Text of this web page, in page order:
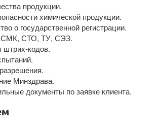
продукции.
химической продукции.
о государственной регистрации.
СМК, СТО, ТУ, СЭЗ.
штрих-кодов.
Минздрава.
документы по заявке клиента.